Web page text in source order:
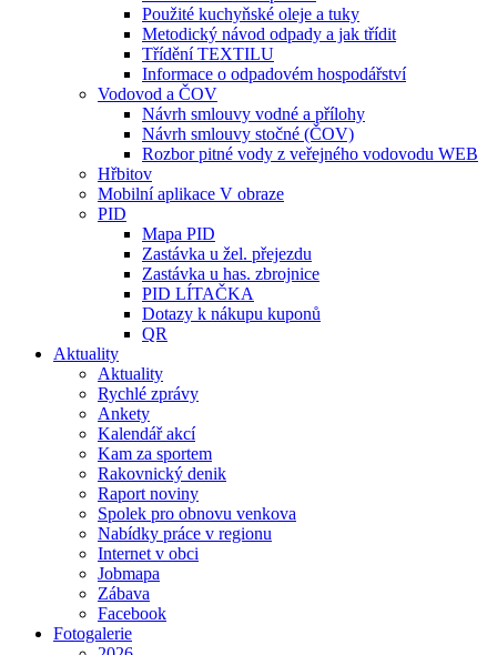
Použité kuchyňské oleje a tuky
Metodický návod odpady a jak třídit
Třídění TEXTILU
Informace o odpadovém hospodářství
Vodovod a ČOV
Návrh smlouvy vodné a přílohy
Návrh smlouvy stočné (ČOV)
Rozbor pitné vody z veřejného vodovodu WEB
Hřbitov
Mobilní aplikace V obraze
PID
Mapa PID
Zastávka u žel. přejezdu
Zastávka u has. zbrojnice
PID LÍTAČKA
Dotazy k nákupu kuponů
QR
Aktuality
Aktuality
Rychlé zprávy
Ankety
Kalendář akcí
Kam za sportem
Rakovnický denik
Raport noviny
Spolek pro obnovu venkova
Nabídky práce v regionu
Internet v obci
Jobmapa
Zábava
Facebook
Fotogalerie